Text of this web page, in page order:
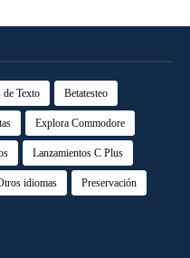
de Texto Betatesteo
Explora Commodore
Lanzamientos C Plus
idiomas Preservación